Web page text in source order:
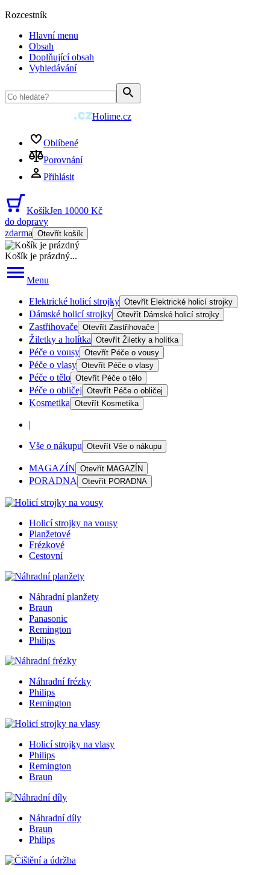
Rozcestník
Hlavní menu
Obsah
Doplňující obsah
Vyhledávání
Holime.cz
Oblíbené
Porovnání
Přihlásit
KošíkJen 10000 Kč
do dopravy
zdarma Otevřít košík
Košík je prázdný...
Menu
Elektrické holicí strojky Otevřít Elektrické holicí strojky
Dámské holicí strojky Otevřít Dámské holicí strojky
Zastřihovače Otevřít Zastřihovače
Žiletky a holítka Otevřít Žiletky a holítka
Péče o vousy Otevřít Péče o vousy
Péče o vlasy Otevřít Péče o vlasy
Péče o tělo Otevřít Péče o tělo
Péče o obličej Otevřít Péče o obličej
Kosmetika Otevřít Kosmetika
|
Vše o nákupu Otevřít Vše o nákupu
MAGAZÍN Otevřít MAGAZÍN
PORADNA Otevřít PORADNA
Holicí strojky na vousy
Planžetové
Frézkové
Cestovní
Náhradní planžety
Braun
Panasonic
Remington
Philips
Náhradní frézky
Philips
Remington
Holicí strojky na vlasy
Philips
Remington
Braun
Náhradní díly
Braun
Philips